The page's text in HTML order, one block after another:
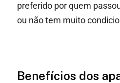
preferido por quem
ou não tem muito
Benefícios dos